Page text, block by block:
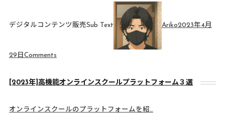
デジタルコンテンツ販売Sub Text Ariko2023年4月
29日 Comments
[2023年]高機能オンラインスクールプラットフォーム３選
オンラインスクールのプラットフォームを紹…